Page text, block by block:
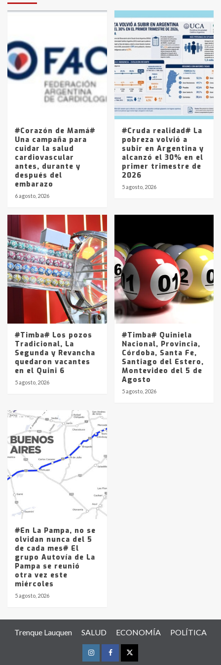
3
en la mañana del lunes
4
Accidente en Ruta 5: falleció un
joven de Trenque Lauquen
Los precios de los combustibles en
La Pampa, desde YPF hasta Axion
entre 857 a 1338 pesos
#Corazón de Mamá#
Una campaña para
cuidar la salud
cardiovascular
antes, durante y
después del
embarazo
6 agosto, 2026
#Cruda realidad# La
pobreza volvió a
subir en Argentina y
alcanzó el 30% en el
primer trimestre de
2026
5 agosto, 2026
#Timba# Los pozos
Tradicional, La
Segunda y Revancha
quedaron vacantes
en el Quini 6
5 agosto, 2026
#Timba# Quiniela
Nacional, Provincia,
Córdoba, Santa Fe,
Santiago del Estero,
Montevideo del 5 de
Agosto
5 agosto, 2026
#En La Pampa, no se
olvidan nunca del 5
de cada mes# El
grupo Autovía de La
Pampa se reunió
otra vez este
miércoles
5 agosto, 2026
Trenque Lauquen SALUD ECONOMÍA POLÍTICA
InstagramFacebookTwitter